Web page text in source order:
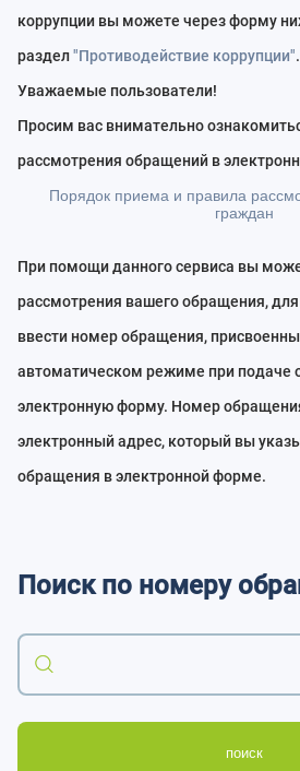
коррупции вы можете через форму
раздел"Противодействие коррупции".
Уважаемые пользователи!
Просим вас внимательно
рассмотрения обращений в
Порядок приема и правила
граждан
При помощи данного сервиса вы
рассмотрения вашего обращения,
ввести номер обращения,
автоматическом режиме при подаче
электронную форму. Номер
электронный адрес, который вы
обращения в электронной форме.
Поиск по номеру
поиск